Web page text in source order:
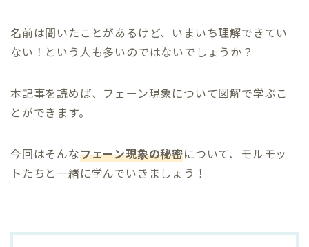
名前は聞いたことがあるけど、いまいち理解できてい
ない！という人も多いのではないでしょうか？
本記事を読めば、フェーン現象について図解で学ぶこ
とができます。
今回はそんなフェーン現象の秘密について、モルモッ
トたちと一緒に学んでいきましょう！